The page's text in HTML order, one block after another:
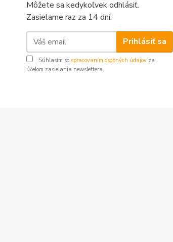
Môžete sa kedykoľvek odhlásiť.
Zasielame raz za 14 dní.
Prihlásiť sa
Súhlasím so spracovaním osobných údajov za
účelom zasielania newslettera.